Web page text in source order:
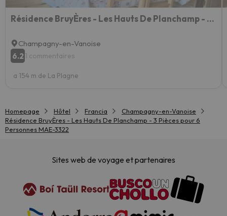
Résidence BruyÈres - Les Hauts De Planchamp - Studio Pour 3 Personnes 193349
Champagny-en-Vanoise
6.2 1 commentaires
a 154 m de La Plagne
Homepage Hôtel Francia
Champagny-en-Vanoise
Résidence BruyÈres - Les Hauts De Planchamp - 3 Pièces pour 6
Personnes MAE-3322
Sites web de voyage et partenaires